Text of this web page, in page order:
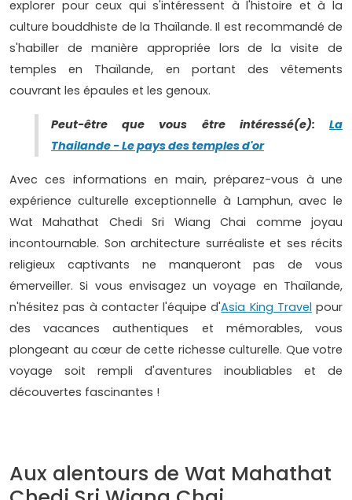
explorer pour ceux qui s'intéressent à l'histoire et à la
culture bouddhiste de la Thaïlande. Il est recommandé de
s'habiller de manière appropriée lors de la visite de
temples en Thaïlande, en portant des vêtements
couvrant les épaules et les genoux.
Peut-être que vous être intéressé(e): La
Thailande - Le pays des temples d'or
Avec ces informations en main, préparez-vous à une
expérience culturelle exceptionnelle à Lamphun, avec le
Wat Mahathat Chedi Sri Wiang Chai comme joyau
incontournable. Son architecture surréaliste et ses récits
religieux captivants ne manqueront pas de vous
émerveiller. Si vous envisagez un voyage en Thaïlande,
n'hésitez pas à contacter l'équipe d'Asia King Travel pour
des vacances authentiques et mémorables, vous
plongeant au cœur de cette richesse culturelle. Que votre
voyage soit rempli d'aventures inoubliables et de
découvertes fascinantes !
Aux alentours de Wat Mahathat